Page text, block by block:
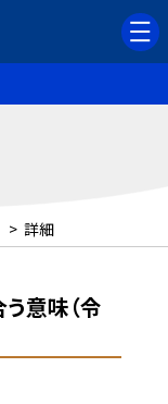
> 詳細
意味（令